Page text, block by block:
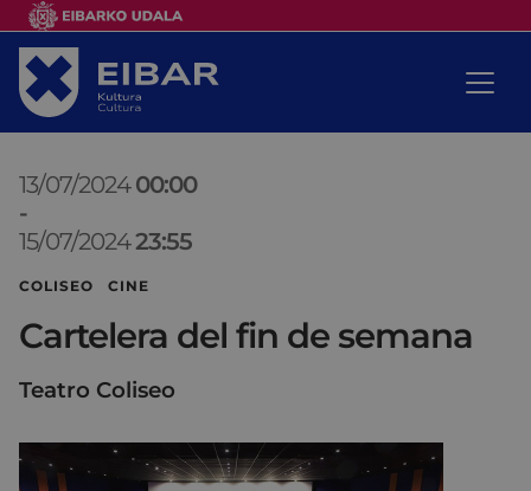
13/07/202400:00
-
15/07/202423:55
COLISEO CINE
Cartelera del fin de semana
Teatro Coliseo